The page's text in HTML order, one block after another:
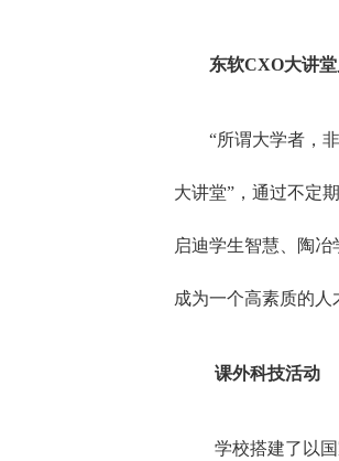
东软CXO大讲
“所谓大学者，
大讲堂”，通过不定
启迪学生智慧、陶
成为一个高素质的人
课外科技活动
学校搭建了以